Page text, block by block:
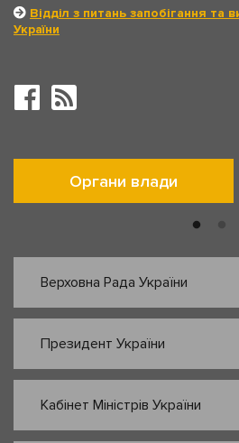
Відділ з питань запобігання та
України
Органи влади
Верховна Рада України
Президент України
Кабінет Міністрів України